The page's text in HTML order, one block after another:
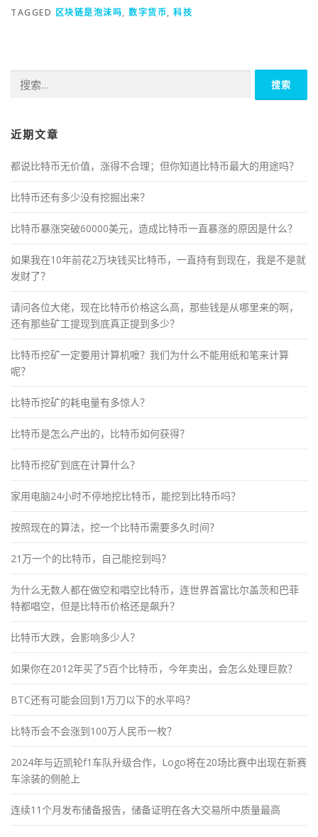
TAGGED 区块链是泡沫吗, 数字货币, 科技
索：
近期文章
都说比特币无价值，涨得不合理；但你知道比特币最大的用途吗？
比特币还有多少没有挖掘出来？
比特币暴涨突破60000美元，造成比特币一直暴涨的原因是什么？
如果我在10年前花2万块钱买比特币，一直持有到现在，我是不是就
发财了？
请问各位大佬，现在比特币价格这么高，那些钱是从哪里来的啊，
还有那些矿工提现到底真正提到多少？
比特币挖矿一定要用计算机嚒？我们为什么不能用纸和笔来计算
呢？
比特币挖矿的耗电量有多惊人？
比特币是怎么产出的，比特币如何获得？
比特币挖矿到底在计算什么？
家用电脑24小时不停地挖比特币，能挖到比特币吗？
按照现在的算法，挖一个比特币需要多久时间？
21万一个的比特币，自己能挖到吗？
为什么无数人都在做空和唱空比特币，连世界首富比尔盖茨和巴菲
特都唱空，但是比特币价格还是飙升？
比特币大跌，会影响多少人？
如果你在2012年买了5百个比特币，今年卖出，会怎么处理巨款？
BTC还有可能会回到1万刀以下的水平吗？
比特币会不会涨到100万人民币一枚？
2024年与迈凯轮f1车队升级合作，Logo将在20场比赛中出现在新赛
车涂装的侧舱上
连续11个月发布储备报告，储备证明在各大交易所中质量最高